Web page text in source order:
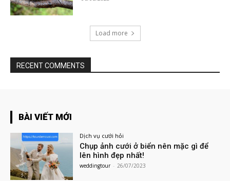
Load more
RECENT COMMENTS
BÀI VIẾT MỚI
Dịch vụ cưới hỏi
Chụp ảnh cưới ở biển nên mặc gì để
lên hình đẹp nhất!
weddingtour - 26/07/2023